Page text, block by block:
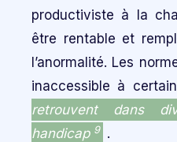
productiviste à la
être rentable et
l’anormalité. Les
inaccessible à
retrouvent dans
handicap 9 .